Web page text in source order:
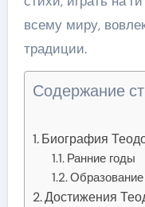
всему миру,
традиции.
Содержание
Биография
Ранние годы
Достижения